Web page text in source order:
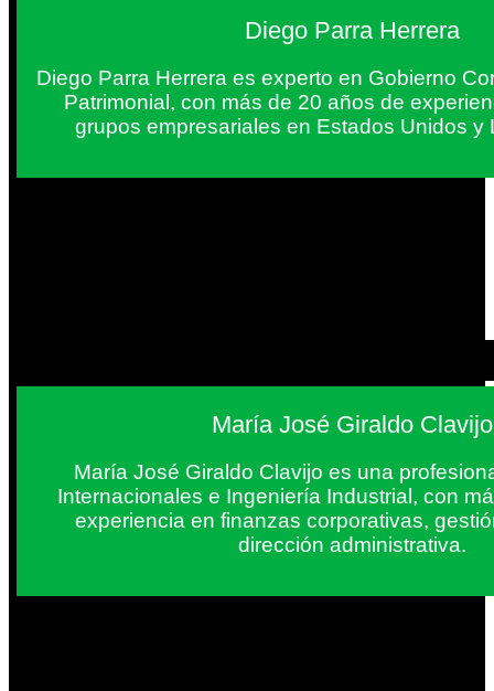
Diego Parra Herrera
Diego Parra Herrera es experto en Gobierno
Patrimonial, con más de 20 años de
grupos empresariales en Estados Unidos y
María José Giraldo Clavijo
María José Giraldo Clavijo es una
Internacionales e Ingeniería Industrial, con
experiencia en finanzas corporativas,
dirección administrativa.